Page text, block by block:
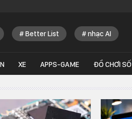
Better List nhạc AI
XE APPS-GAME ĐỒ CHƠI SỐ